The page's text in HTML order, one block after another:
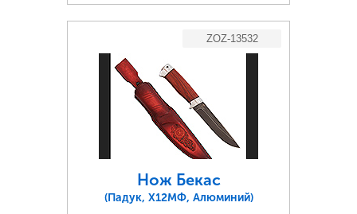
ZOZ-13532
Нож Бекас
(Падук, Х12МФ, Алюминий)